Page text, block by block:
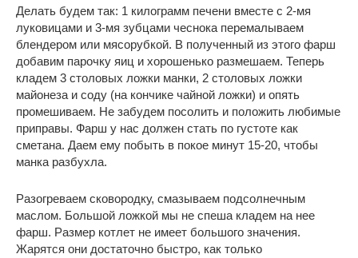
Делать будем так: 1 килограмм печени вместе с 2-мя
луковицами и 3-мя зубцами чеснока перемалываем
блендером или мясорубкой. В полученный из этого фарш
добавим парочку яиц и хорошенько размешаем. Теперь
кладем 3 столовых ложки манки, 2 столовых ложки
майонеза и соду (на кончике чайной ложки) и опять
промешиваем. Не забудем посолить и положить любимые
приправы. Фарш у нас должен стать по густоте как
сметана. Даем ему побыть в покое минут 15-20, чтобы
манка разбухла.
Разогреваем сковородку, смазываем подсолнечным
маслом. Большой ложкой мы не спеша кладем на нее
фарш. Размер котлет не имеет большого значения.
Жарятся они достаточно быстро, как только